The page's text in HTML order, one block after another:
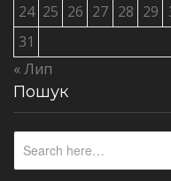
24 25 26 27 28 29
31
« Лип
Пошук